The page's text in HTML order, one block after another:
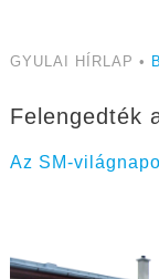
GYULAI HÍRLAP •
Felengedték
Az SM-